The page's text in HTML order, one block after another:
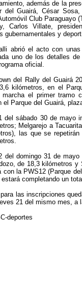
además de la
del Guairá, César
Club Paraguayo
Carlos Villate,
gubernamentales y
abrió el acto con
uno de los detalles
oficial.
del Rally del Guairá
kilómetros, en el
marcha el primer tramo
el Parque del Guairá,
del sábado 30 de mayo
Melgarejo a
las que se
del domingo 31 de
de 18,3 kilómetros
con la PWS12 (Parque
estará completando un
las inscripciones
21 del mismo mes, a
deportes